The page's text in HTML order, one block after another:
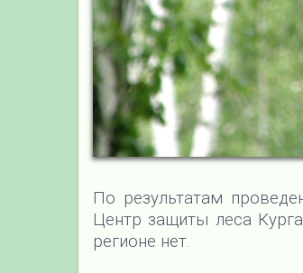
По результатам
Центр защиты леса
регионе нет.